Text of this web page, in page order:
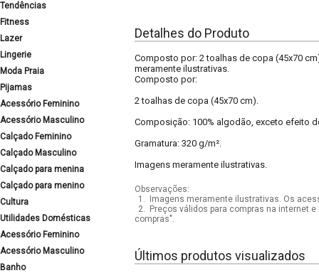
Tendências
Fitness
Lazer
Lingerie
Moda Praia
Pijamas
Acessório Feminino
Acessório Masculino
Calçado Feminino
Calçado Masculino
Calçado para menina
Calçado para menino
Cultura
Utilidades Domésticas
Acessório Feminino
Acessório Masculino
Banho
Detalhes do Produto
Composto por: 2 toalhas de copa (45x70
meramente ilustrativas.
Composto por:
2 toalhas de copa (45x70 cm).
Composição: 100% algodão, exceto efeito
Gramatura: 320 g/m².
Imagens meramente ilustrativas.
Observações:
1.
Imagens meramente ilustrativas. Os
2.
Preços válidos para compras na internet
compras".
Últimos produtos visualizados